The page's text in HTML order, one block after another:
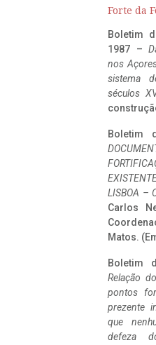
Forte da
Boletim
1987 –
nos
sistema
séculos
Boletim
LISBOA –
Carlos
Matos.
Boletim
Relação
pontos
prezente
que
defeza